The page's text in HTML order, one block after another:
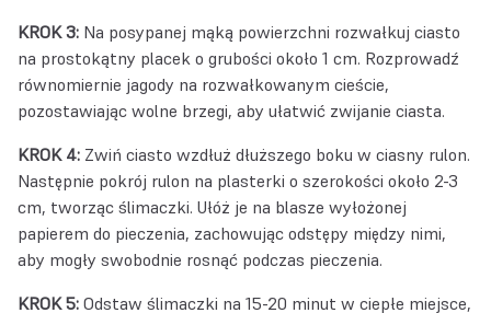
KROK 3: Na posypanej mąką powierzchni rozwałkuj ciasto
na prostokątny placek o grubości około 1 cm. Rozprowadź
równomiernie jagody na rozwałkowanym cieście,
pozostawiając wolne brzegi, aby ułatwić zwijanie ciasta.
KROK 4: Zwiń ciasto wzdłuż dłuższego boku w ciasny rulon.
Następnie pokrój rulon na plasterki o szerokości około 2-3
cm, tworząc ślimaczki. Ułóż je na blasze wyłożonej
papierem do pieczenia, zachowując odstępy między nimi,
aby mogły swobodnie rosnąć podczas pieczenia.
KROK 5: Odstaw ślimaczki na 15-20 minut w ciepłe miejsce,